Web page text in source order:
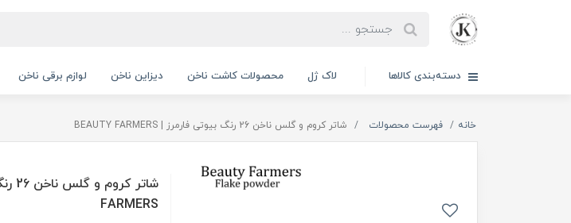
دسته‌بندی کالاها لاک ژل محصولات کاشت ناخن دیزاین ناخن لوازم برقی ناخن
خانه فهرست محصولات شاتر کروم و گلس ناخن 26 رنگ بیوتی فارمرز | BEAUTY FARMERS
FARMERS